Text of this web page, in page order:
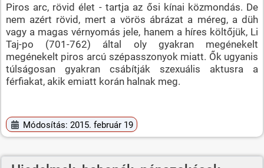
Piros arc, rövid élet - tartja az ősi kínai közmondás. De
nem azért rövid, mert a vörös ábrázat a méreg, a düh
vagy a magas vérnyomás jele, hanem a híres költőjük, Li
Taj-po (701-762) által oly gyakran megénekelt
megénekelt piros arcú szépasszonyok miatt. Ők ugyanis
túlságosan gyakran csábítják szexuális aktusra a
férfiakat, akik emiatt korán halnak meg.
Módosítás: 2015. február 19